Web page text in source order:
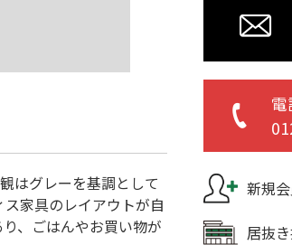
はグレーを基調として
家具のレイアウトが自
、ごはんやお買い物が
新規
居抜